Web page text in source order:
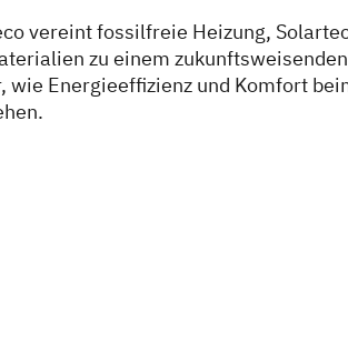
vereint fossilfreie Heizung,
zu einem
wie Energieeffizienz und Komfort